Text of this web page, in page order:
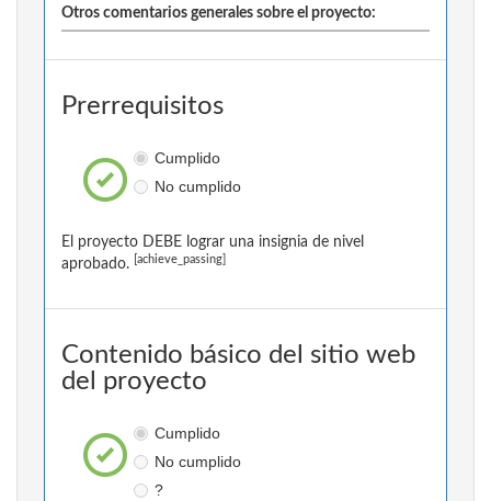
Otros comentarios generales sobre el proyecto:
Prerrequisitos
Cumplido
No cumplido
El proyecto DEBE lograr una insignia de nivel
aprobado.
[achieve_passing]
Contenido básico del sitio web
del proyecto
Cumplido
No cumplido
?